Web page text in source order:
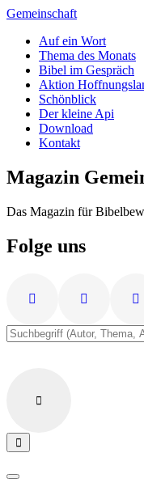
Zum
springen
Gemeinschaft
Auf ein Wort
Thema des Monats
Bibel im Gespräch
Aktion
Schönblick
Der kleine Api
Download
Kontakt
Magazin
Das Magazin für
Folge uns